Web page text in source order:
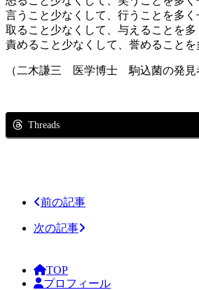
言うこと少なくして、行うことを多く
取ること少なくして、与えることを多
責めること少なくして、誉めることを
（二木謙三 医学博士 駒込菌の発見
Threads
前の記事
次の記事
TOP
プロフィール